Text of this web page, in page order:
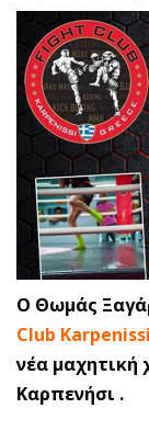
Ο Θωμάς
Club
νέα μαχητική
Καρπενήσι .